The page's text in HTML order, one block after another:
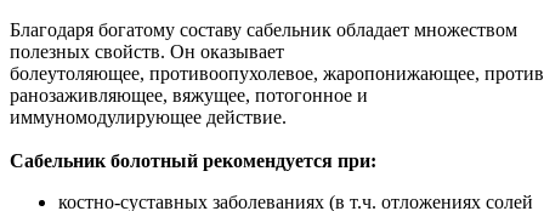
Благодаря богатому составу сабельник обладает множеством
полезных свойств. Он оказывает
болеутоляющее, противоопухолевое, жаропонижающее,
ранозаживляющее, вяжущее, потогонное и
иммуномодулирующее действие.
Сабельник болотный рекомендуется при:
костно-суставных заболеваниях (в т.ч. отложениях солей